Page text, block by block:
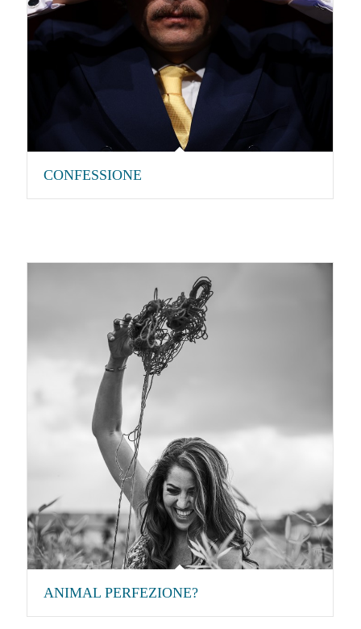
CONFESSIONE
ANIMAL PERFEZIONE?